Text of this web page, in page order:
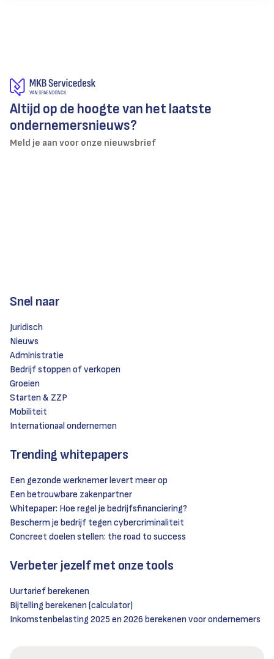
Altijd op de hoogte van het laatste
ondernemersnieuws?
Meld je aan voor onze nieuwsbrief
Snel naar
Juridisch
Nieuws
Administratie
Bedrijf stoppen of verkopen
Groeien
Starten & ZZP
Mobiliteit
Internationaal ondernemen
Trending whitepapers
Een gezonde werknemer levert meer op
Een betrouwbare zakenpartner
Whitepaper: Hoe regel je bedrijfsfinanciering?
Bescherm je bedrijf tegen cybercriminaliteit
Concreet doelen stellen: the road to success
Verbeter jezelf met onze tools
Uurtarief berekenen
Bijtelling berekenen (calculator)
Inkomstenbelasting 2025 en 2026 berekenen voor ondernemers